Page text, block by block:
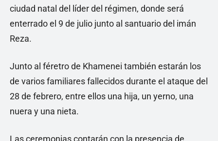
ciudad natal del líder del régimen, donde será
enterrado el 9 de julio junto al santuario del imán
Reza.
Junto al féretro de Khamenei también estarán los
de varios familiares fallecidos durante el ataque del
28 de febrero, entre ellos una hija, un yerno, una
nuera y una nieta.